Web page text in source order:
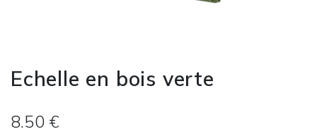
Echelle en bois verte
8.50 €